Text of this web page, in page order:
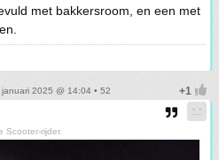
met bakkersroom, en een met
2025 @ 14:04 • 52
Scooter-rijder.